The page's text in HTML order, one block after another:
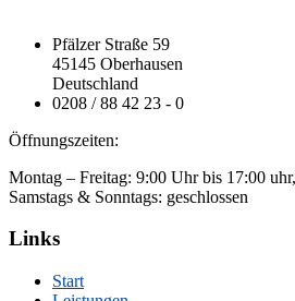
Pfälzer Straße 59
45145 Oberhausen
Deutschland
0208 / 88 42 23 - 0
Öffnungszeiten:
Montag – Freitag: 9:00 Uhr bis 17:00 uhr,
Samstags & Sonntags: geschlossen
Links
Start